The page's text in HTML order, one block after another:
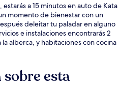
a 15 minutos en auto de Kata
momento de bienestar con un
deleitar tu paladar en alguno
e instalaciones encontrarás 2
alberca, y habitaciones con cocina
esta